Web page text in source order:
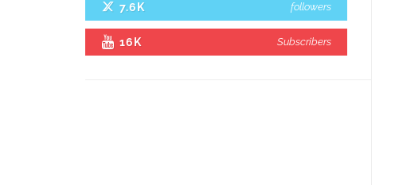
7.6K followers
16K Subscribers